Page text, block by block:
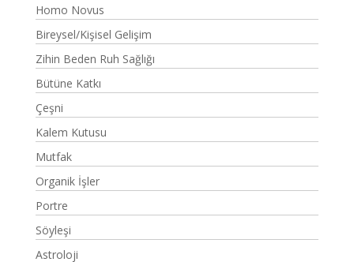
Homo Novus
Bireysel/Kişisel Gelişim
Zihin Beden Ruh Sağlığı
Bütüne Katkı
Çeşni
Kalem Kutusu
Mutfak
Organik İşler
Portre
Söyleşi
Astroloji